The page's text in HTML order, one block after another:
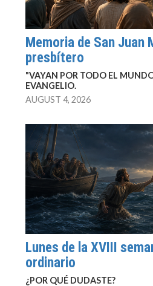
Memoria de San Juan
presbítero
"VAYAN POR TODO EL
EVANGELIO.
AUGUST 4, 2026
Lunes de la XVIII
ordinario
¿POR QUÉ DUDASTE?